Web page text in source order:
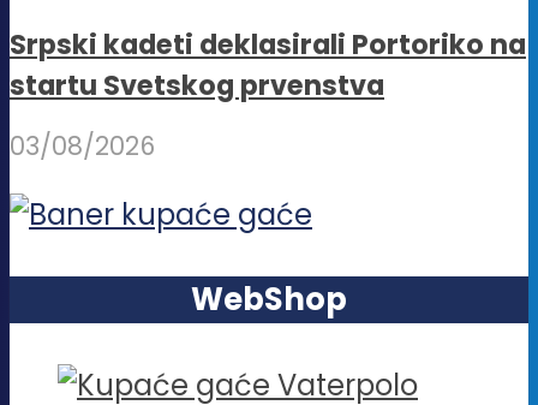
Srpski kadeti deklasirali Portoriko na
startu Svetskog prvenstva
03/08/2026
WebShop